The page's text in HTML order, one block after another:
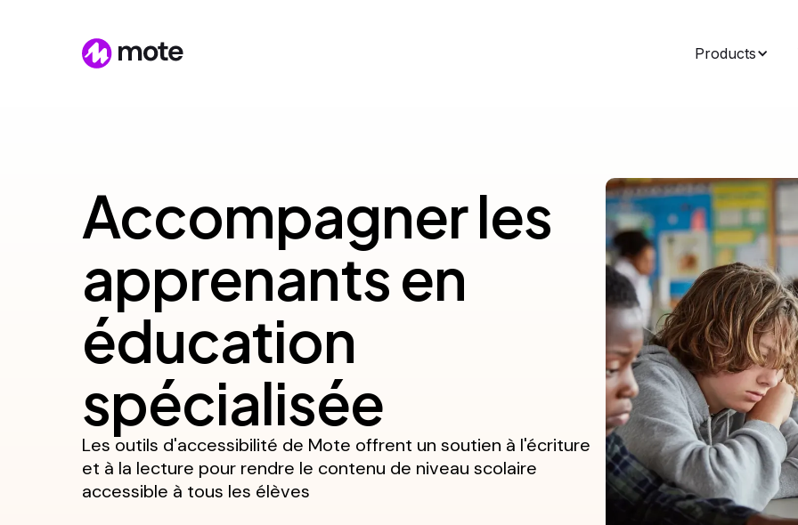
Products
Accompagner les
apprenants en
éducation
spécialisée
Les outils d'accessibilité de Mote offrent un soutien à l'écriture
et à la lecture pour rendre le contenu de niveau scolaire
accessible à tous les élèves